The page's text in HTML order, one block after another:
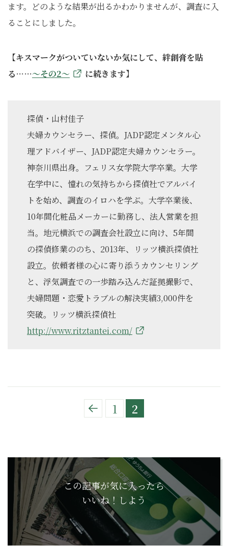
ます。どのような結果が出るかわかりませんが、調査に入
ることにしました。
【キスマークがついていないか気にして、絆創膏を貼
る……～その2～ に続きます】
探偵・山村佳子
夫婦カウンセラー、探偵。JADP認定メンタル心
理アドバイザー、JADP認定夫婦カウンセラー。
神奈川県出身。フェリス女学院大学卒業。大学
在学中に、憧れの気持ちから探偵社でアルバイ
トを始め、調査のイロハを学ぶ。大学卒業後、
10年間化粧品メーカーに勤務し、法人営業を担
当。地元横浜での調査会社設立に向け、5年間
の探偵修業ののち、2013年、リッツ横浜探偵社
設立。依頼者様の心に寄り添うカウンセリング
と、浮気調査での一歩踏み込んだ証拠撮影で、
夫婦問題・恋愛トラブルの解決実績3,000件を
突破。リッツ横浜探偵社
http://www.ritztantei.com/
1 2
この記事が気に入ったら
いいね！しよう